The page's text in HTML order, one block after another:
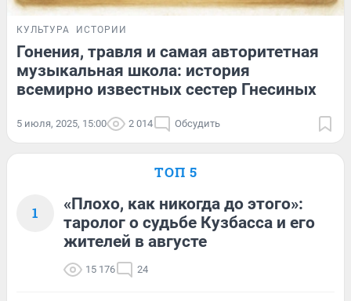
КУЛЬТУРА ИСТОРИИ
Гонения, травля и самая авторитетная
музыкальная школа: история
всемирно известных сестер Гнесиных
5 июля, 2025, 15:00 2 014 Обсудить
ТОП 5
1
«Плохо, как никогда до этого»:
таролог о судьбе Кузбасса и его
жителей в августе
15 176 24